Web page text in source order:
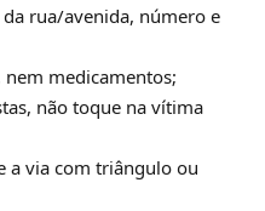
rua/avenida, número e
nem medicamentos;
não toque na vítima
a via com triângulo ou